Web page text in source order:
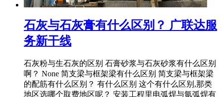
石灰与石灰膏有什么区别？ 广联达服
务新干线
石灰粉与生石灰的区别 石膏砂浆与石灰砂浆有什么区别
啊？ None 简支梁与框架梁有什么区别 简支梁与框架梁
的配筋有什么区别？ 有什么区别 这个有什么区别,那类
地区选哪个取费地区呢？ 安装工程里电弧焊与氩弧焊有